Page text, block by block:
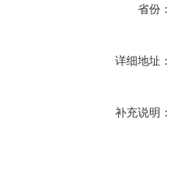
省份：
详细地址：
补充说明：